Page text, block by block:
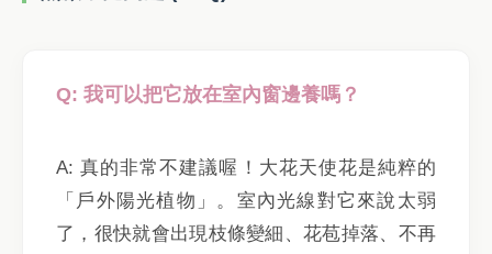
Q: 我可以把它放在室內窗邊養嗎？
A: 真的非常不建議喔！大花天使花是純粹的
「戶外陽光植物」。室內光線對它來說太弱
了，很快就會出現枝條變細、花苞掉落、不再